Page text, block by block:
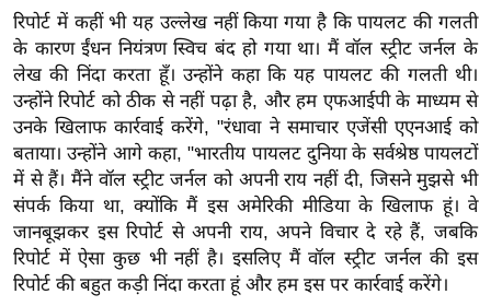
सा
ल
बे
मि
सा
ल
श
ख्सि
य
रिपोर्ट में कहीं भी यह उल्लेख नहीं किया गया है कि पायलट की गलती
के कारण ईंधन नियंत्रण स्विच बंद हो गया था। मैं वॉल स्ट्रीट जर्नल के
लेख की निंदा करता हूँ। उन्होंने कहा कि यह पायलट की गलती थी।
उन्होंने रिपोर्ट को ठीक से नहीं पढ़ा है, और हम एफआईपी के माध्यम से
उनके खिलाफ कार्रवाई करेंगे, "रंधावा ने समाचार एजेंसी एएनआई को
बताया। उन्होंने आगे कहा, "भारतीय पायलट दुनिया के सर्वश्रेष्ठ पायलटों
में से हैं। मैंने वॉल स्ट्रीट जर्नल को अपनी राय नहीं दी, जिसने मुझसे भी
संपर्क किया था, क्योंकि मैं इस अमेरिकी मीडिया के खिलाफ हूं। वे
जानबूझकर इस रिपोर्ट से अपनी राय, अपने विचार दे रहे हैं, जबकि
रिपोर्ट में ऐसा कुछ भी नहीं है। इसलिए मैं वॉल स्ट्रीट जर्नल की इस
रिपोर्ट की बहुत कड़ी निंदा करता हूं और हम इस पर कार्रवाई करेंगे।